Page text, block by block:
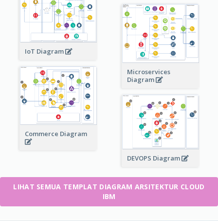
IoT Diagram
Microservices
Diagram
Commerce Diagram
DEVOPS Diagram
LIHAT SEMUA TEMPLAT DIAGRAM ARSITEKTUR CLOUD
IBM